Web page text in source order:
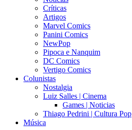
Críticas
Artigos
Marvel Comics
Panini Comics
NewPop
Pipoca e Nanquim
DC Comics
Vertigo Comics
Colunistas
Nostalgia
Luiz Salles | Cinema
Games | Noticias
Thiago Pedrini | Cultura Pop
Música